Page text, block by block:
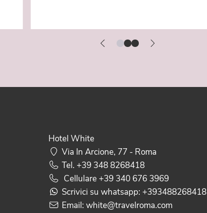
Hotel White
Via In Arcione, 77 - Roma
Tel. +39 348 8268418
Cellulare +39 340 676 3969
Scrivici su whatsapp: +393488268418
Email: white@travelroma.com